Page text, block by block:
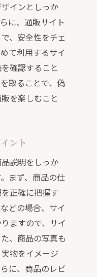
インとしっか
に、通販サイト
、安全性をチェ
て利用するサイ
確認すること
取ることで、偽
を楽しむこと
ント
説明をしっか
まず、商品の仕
正確に把握す
どの場合、サイ
ますので、サイ
、商品の写真も
物をイメージ
に、商品のレビ